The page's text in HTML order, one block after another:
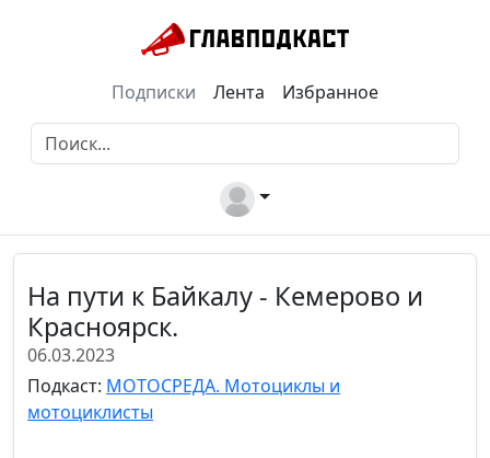
Подписки Лента Избранное
На пути к Байкалу - Кемерово и
Красноярск.
06.03.2023
Подкаст: МОТОСРЕДА. Мотоциклы и
мотоциклисты